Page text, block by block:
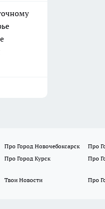
Про Город Новочебоксарск Про
Про Город Курск Про
Твои Новости Про